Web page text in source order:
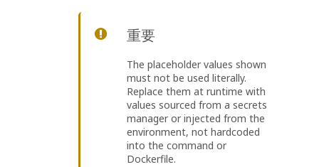
重要
The placeholder values shown
must not be used literally.
Replace them at runtime with
values sourced from a secrets
manager or injected from the
environment, not hardcoded
into the command or
Dockerfile.